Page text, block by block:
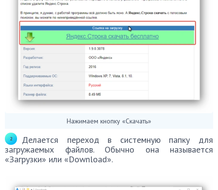
Нажимаем кнопку «Скачать»
Делается переход в системную папку для
загружаемых файлов. Обычно она называется
«Загрузки» или «Download».